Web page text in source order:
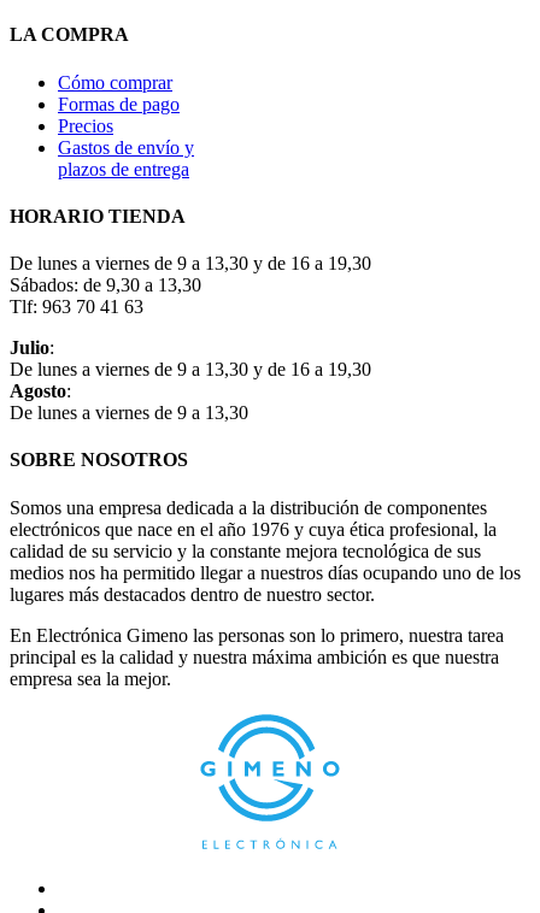
LA COMPRA
Cómo comprar
Formas de pago
Precios
Gastos de envío y
plazos de entrega
HORARIO TIENDA
De lunes a viernes de 9 a 13,30 y de 16 a 19,30
Sábados: de 9,30 a 13,30
Tlf: 963 70 41 63
Julio:
De lunes a viernes de 9 a 13,30 y de 16 a 19,30
Agosto:
De lunes a viernes de 9 a 13,30
SOBRE NOSOTROS
Somos una empresa dedicada a la distribución de componentes
electrónicos que nace en el año 1976 y cuya ética profesional, la
calidad de su servicio y la constante mejora tecnológica de sus
medios nos ha permitido llegar a nuestros días ocupando uno de los
lugares más destacados dentro de nuestro sector.
En Electrónica Gimeno las personas son lo primero, nuestra tarea
principal es la calidad y nuestra máxima ambición es que nuestra
empresa sea la mejor.